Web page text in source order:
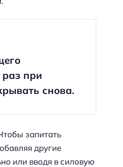
при
снова.
запитать
другие
или вводя в силовую